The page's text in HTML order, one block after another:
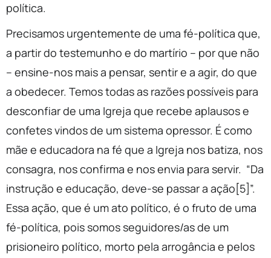
política.
Precisamos urgentemente de uma fé-política que,
a partir do testemunho e do martírio – por que não
– ensine-nos mais a pensar, sentir e a agir, do que
a obedecer. Temos todas as razões possíveis para
desconfiar de uma Igreja que recebe aplausos e
confetes vindos de um sistema opressor. É como
mãe e educadora na fé que a Igreja nos batiza, nos
consagra, nos confirma e nos envia para servir. “Da
instrução e educação, deve-se passar a ação[5]”.
Essa ação, que é um ato político, é o fruto de uma
fé-política, pois somos seguidores/as de um
prisioneiro político, morto pela arrogância e pelos